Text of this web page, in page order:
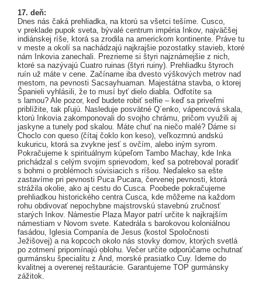
17. deň:
Dnes nás čaká prehliadka, na ktorú sa všetci tešíme. Cusco,
v preklade pupok sveta, bývalé centrum impéria Inkov, najväčšej
indiánskej ríše, ktorá sa zrodila na americkom kontinente. Práve tu
v meste a okolí sa nachádzajú najkrajšie pozostatky stavieb, ktoré
nám Inkovia zanechali. Prezrieme si štyri najznámejšie z nich,
ktoré sa nazývajú Cuatro ruinas (štyri ruiny). Prehliadku štyroch
ruín už máte v cene. Začíname iba dvesto výškových metrov nad
mestom, na pevnosti Sacsayhuaman. Majestátna stavba, o ktorej
Španieli vyhlásili, že to musí byť dielo diabla. Odfotíte sa
s lamou? Ale pozor, keď budete robiť selfie – keď sa priveľmi
priblížite, tak pľujú. Nasleduje posvätné Q´enko, vápencová skala,
ktorú Inkovia zakomponovali do svojho chrámu, pričom využili aj
jaskyne a tunely pod skalou. Máte chuť na niečo malé? Dáme si
Choclo con queso (čítaj čoklo kon keso), veľkozrnnú andskú
kukuricu, ktorá sa zvykne jesť s ovčím, alebo iným syrom.
Pokračujeme k spirituálnym kúpeľom Tambo Machay, kde Inka
prichádzal s celým svojim sprievodom, keď sa potreboval poradiť
s bohmi o problémoch súvisiacich s ríšou. Neďaleko sa ešte
zastavíme pri pevnosti Puca Pucara, červenej pevnosti, ktorá
strážila okolie, ako aj cestu do Cusca. Poobede pokračujeme
prehliadkou historického centra Cusca, kde môžeme na každom
rohu obdivovať nepochybne majstrovskú stavebnú zručnosť
starých Inkov. Námestie Plaza Mayor patrí určite k najkrajším
námestiam v Novom svete. Katedrála s barokovou koloniálnou
fasádou, Iglesia Companía de Jesus (kostol Spoločnosti
Ježišovej) a na kopcoch okolo nás stovky domov, ktorých svetlá
po zotmení pripomínajú oblohu. Večer určite odporúčame ochutnať
gurmánsku špecialitu z Ánd, morské prasiatko Cuy. Ideme do
kvalitnej a overenej reštaurácie. Garantujeme TOP gurmánsky
zážitok.